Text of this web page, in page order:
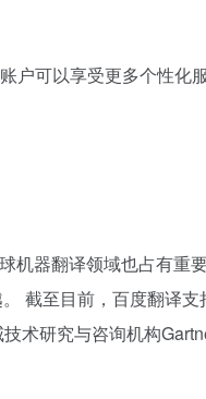
可以享受更多个性
机器翻译领域也占有
截至目前，百度翻译
研究与咨询机构